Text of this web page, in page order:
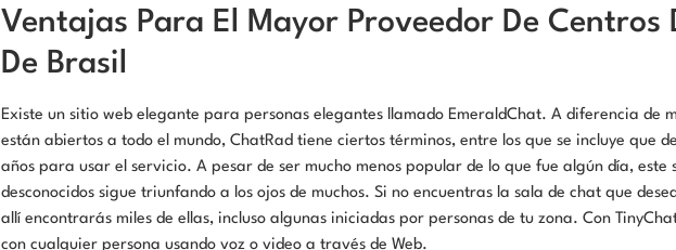
Ventajas Para El Mayor Proveedor De Centros
De Brasil
Existe un sitio web elegante para personas elegantes llamado EmeraldChat. A diferencia de
están abiertos a todo el mundo, ChatRad tiene ciertos términos, entre los que se incluye que
años para usar el servicio. A pesar de ser mucho menos popular de lo que fue algún día,
desconocidos sigue triunfando a los ojos de muchos. Si no encuentras la sala de chat que
allí encontrarás miles de ellas, incluso algunas iniciadas por personas de tu zona. Con
con cualquier persona usando voz o video a través de Web.